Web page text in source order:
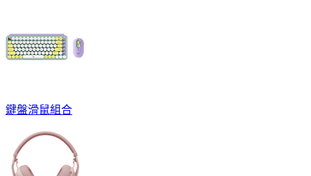
鍵盤滑鼠組合